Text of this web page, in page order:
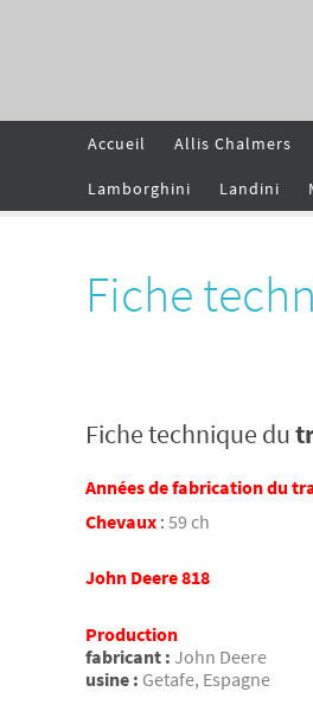
Accueil Allis Chalmers
Lamborghini Landini
Fiche
Fiche technique du
Années de fabrication du
Chevaux : 59 ch
John Deere 818
Production
fabricant : John Deere
usine : Getafe, Espagne